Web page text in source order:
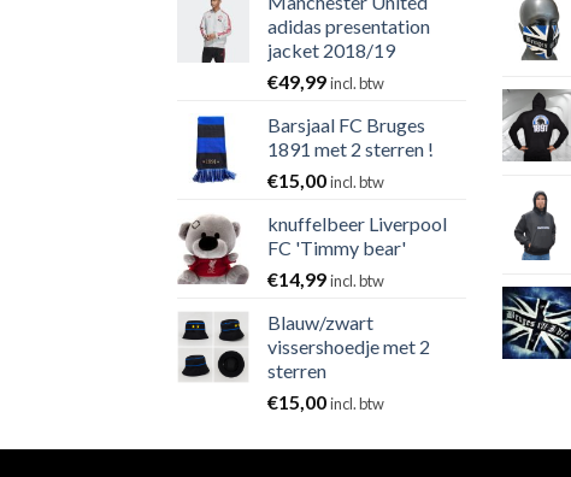
adidas presentation
jacket 2018/19
€49,99incl. btw
Barsjaal FC Bruges
1891 met 2 sterren !
€15,00incl. btw
knuffelbeer Liverpool
FC 'Timmy bear'
€14,99incl. btw
Blauw/zwart
vissershoedje met 2
sterren
€15,00incl. btw